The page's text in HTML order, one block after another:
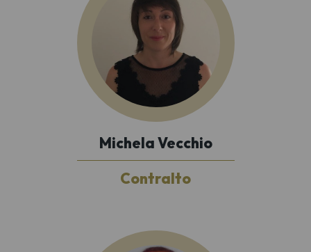
Michela Vecchio
Contralto